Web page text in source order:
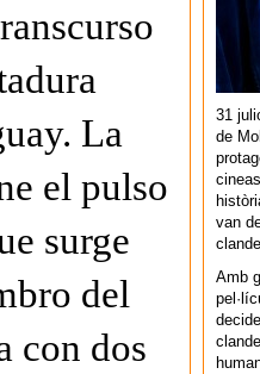
La
el pulso
surge
del
con dos
31
de
van
Amb